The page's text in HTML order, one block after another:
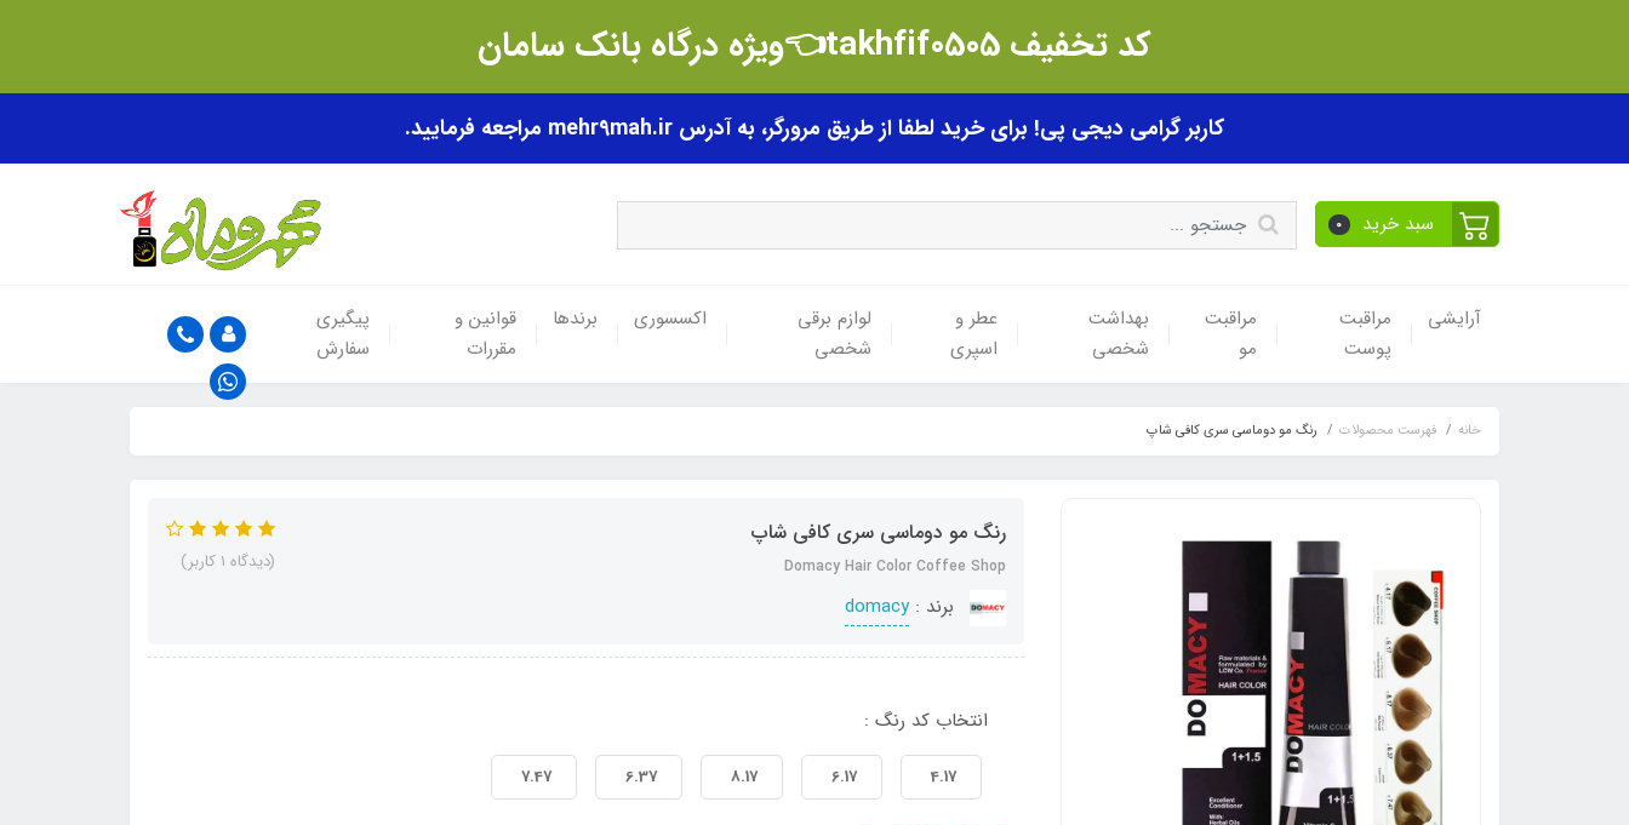
کد تخفیف takhfif0505👈ویژه درگاه بانک سامان
کاربر گرامی دیجی پی! برای خرید لطفا از طریق مرورگر، به آدرس mehr9mah.ir مراجعه فرمایید.
سبد خرید 0
آرایشی
مراقبت
پوست
مراقبت
مو
بهداشت
شخصی
عطر و
اسپری
لوازم برقی
شخصی
اکسسوری برندها
قوانین و
مقررات
پیگیری
سفارش
خانه فهرست محصولات رنگ مو دوماسی سری کافی شاپ
رنگ مو دوماسی سری کافی شاپ
Domacy Hair Color Coffee Shop
برند :domacy
(دیدگاه 1 کاربر)
انتخاب کد رنگ :
4.17
6.17
8.17
6.37
7.47